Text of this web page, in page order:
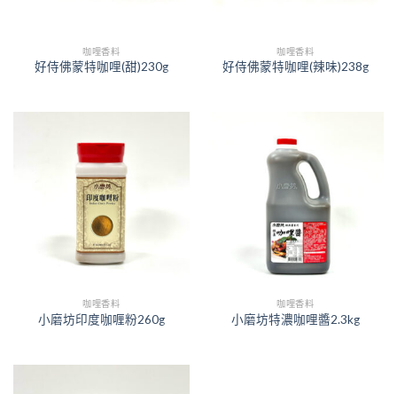
咖哩香料
好侍佛蒙特咖哩(甜)230g
咖哩香料
好侍佛蒙特咖哩(辣味)238g
咖哩香料
小磨坊印度咖喱粉260g
咖哩香料
小磨坊特濃咖哩醬2.3kg